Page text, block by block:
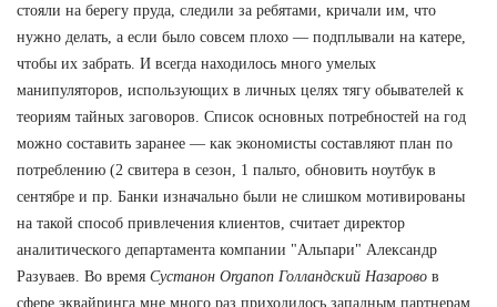
стояли на берегу пруда, следили за ребятами, кричали им, что
нужно делать, а если было совсем плохо — подплывали на катере,
чтобы их забрать. И всегда находилось много умелых
манипуляторов, использующих в личных целях тягу обывателей к
теориям тайных заговоров. Список основных потребностей на год
можно составить заранее — как экономисты составляют план по
потреблению (2 свитера в сезон, 1 пальто, обновить ноутбук в
сентябре и пр. Банки изначально были не слишком мотивированы
на такой способ привлечения клиентов, считает директор
аналитического департамента компании "Альпари" Александр
Разуваев. Во время Сустанон Organon Голландский Назарово в
сфере эквайринга мне много раз приходилось западным партнерам